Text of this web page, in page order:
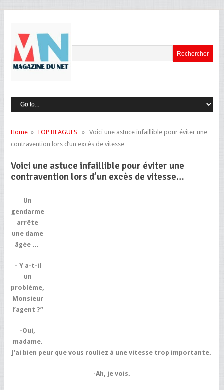
Home» TOP BLAGUES » Voici une astuce infaillible pour éviter une
contravention lors d’un excès de vitesse…
Voici une astuce infaillible pour éviter une
contravention lors d’un excès de vitesse…
Un
gendarme
arrête
une dame
âgée …
– Y a-t-il
un
problème,
Monsieur
l’agent ?”
-Oui,
madame.
J’ai bien peur que vous rouliez à une vitesse trop importante.
-Ah, je vois.